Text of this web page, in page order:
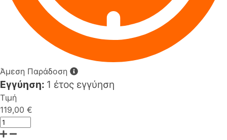
Άμεση Παράδοση
Εγγύηση: 1 έτος εγγύηση
Τιμή
119,00 €